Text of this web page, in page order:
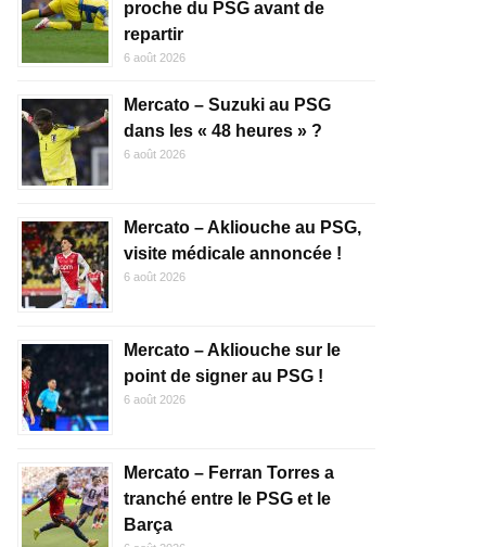
proche du PSG avant de
repartir
6 août 2026
Mercato – Suzuki au PSG
dans les « 48 heures » ?
6 août 2026
Mercato – Akliouche au PSG,
visite médicale annoncée !
6 août 2026
Mercato – Akliouche sur le
point de signer au PSG !
6 août 2026
Mercato – Ferran Torres a
tranché entre le PSG et le
Barça